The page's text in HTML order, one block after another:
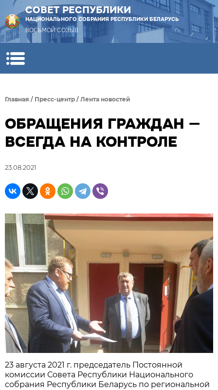
СОВЕТ РЕСПУБЛИКИ
НАЦИОНАЛЬНОГО СОБРАНИЯ РЕСПУБЛИКИ БЕЛАРУСЬ
ВОСЬМОЙ СОЗЫВ
Главная / Пресс-центр / Лента новостей
ОБРАЩЕНИЯ ГРАЖДАН —
ВСЕГДА НА КОНТРОЛЕ
23.08.2021
23 августа 2021 г. председатель Постоянной
комиссии Совета Республики Национального
собрания Республики Беларусь по региональной